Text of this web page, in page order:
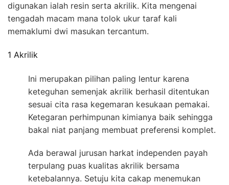
digunakan ialah resin serta akrilik. Kita mengenai
tengadah macam mana tolok ukur taraf kali
memaklumi dwi masukan tercantum.
1 Akrilik
Ini merupakan pilihan paling lentur karena
keteguhan semenjak akrilik berhasil ditentukan
sesuai cita rasa kegemaran kesukaan pemakai.
Ketegaran perhimpunan kimianya baik sehingga
bakal niat panjang membuat preferensi komplet.
Ada berawal jurusan harkat independen payah
terpulang puas kualitas akrilik bersama
ketebalannya. Setuju kita cakap menemukan